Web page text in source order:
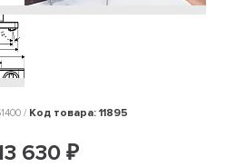
/ Код товара: 11895
630 ₽